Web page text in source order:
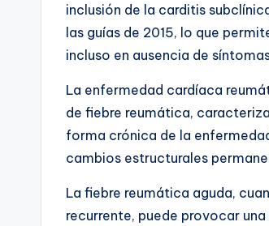
inclusión de la carditis
las guías de 2015, lo que
incluso en ausencia de
La enfermedad cardíaca
de fiebre reumática,
forma crónica de la
cambios estructurales
La fiebre reumática aguda,
recurrente, puede provocar